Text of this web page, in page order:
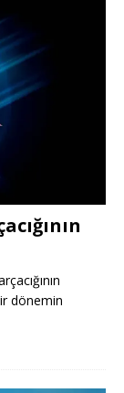
dönemin